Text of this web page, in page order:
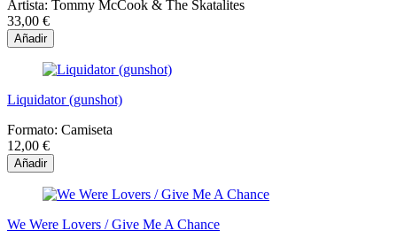
Artista: Tommy McCook & The Skatalites
33,00 €
Añadir
Liquidator (gunshot)
Formato: Camiseta
12,00 €
Añadir
We Were Lovers / Give Me A Chance